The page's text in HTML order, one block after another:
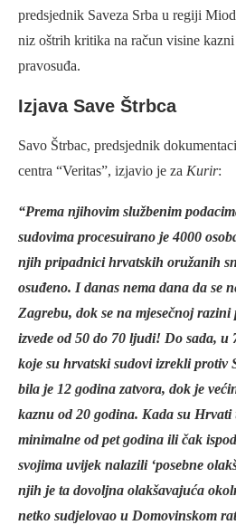
predsjednik Saveza Srba u regiji
niz oštrih kritika na račun visine
pravosuđa.
Izjava Save Štrbca
Savo Štrbac, predsjednik
centra “Veritas”, izjavio je za Kurir:
“Prema njihovim službenim
sudovima procesuirano je 4000
njih pripadnici hrvatskih oružanih
osuđeno. I danas nema dana da se
Zagrebu, dok se na mjesečnoj razini
izvede od 50 do 70 ljudi! Do sada, u
koje su hrvatski sudovi izrekli protiv
bila je 12 godina zatvora, dok je
kaznu od 20 godina. Kada su
minimalne od pet godina ili čak
svojima uvijek nalazili ‘posebne
njih je ta dovoljna olakšavajuća
netko sudjelovao u Domovinskom